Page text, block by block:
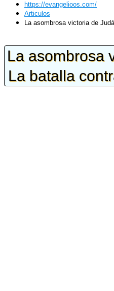
https://evangelioos.com/
Articulos
La asombrosa victoria de
La asombrosa
La batalla